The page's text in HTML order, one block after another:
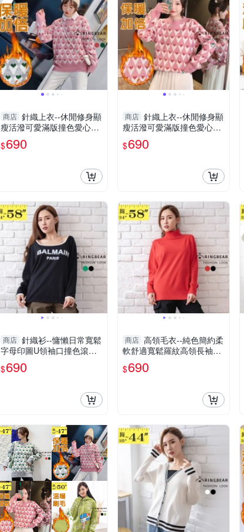
商店 針織上衣--休閒修身顯
瘦活潑可愛滿版撞色愛心長
袖針織/毛衣(紅.綠M-3L)-X3
97眼圈熊中大尺碼
$690
商店 針織上衣--休閒修身顯
瘦活潑可愛滿版撞色愛心長
袖針織/毛衣(紅.綠M-3L)-X3
97眼圈熊中大尺碼
$690
商店 針織衫--慵懶日常寬鬆
字母印圖U領袖口撞色滾邊
長袖針織上衣(黑.綠L-5L)-X
580眼圈熊中大尺碼
$690
商店 高領毛衣--純色簡約柔
軟舒適寬鬆羅紋高領長袖針
織毛衣(黑.紅L-5L)-X575眼
圈熊中大尺碼
$690